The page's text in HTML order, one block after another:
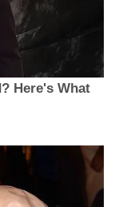
Here's What